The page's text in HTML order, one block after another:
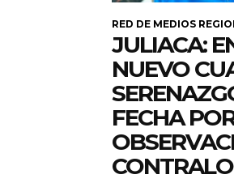
RED DE MEDIOS
JULIACA:
NUEVO
FECHA